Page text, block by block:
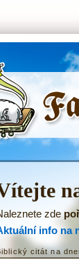
-
zde
info na
citát na